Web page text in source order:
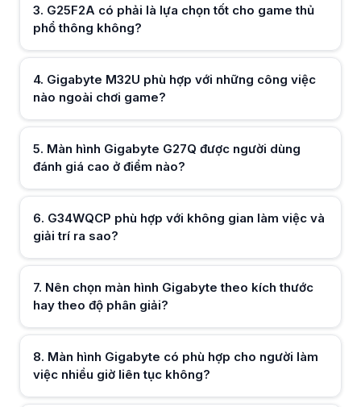
Màn hình Gigabyte phù hợp cho làm việc lâu nhờ chất lượng hiển thị
Khi mua màn hình Gigabyte cần quan tâm những thông số nào trước
Khi mua màn hình Gigabyte nên quan tâm kích thước, độ phân giải,
Ai nên cân nhắc chọn Màn Hình Gigabyte thay vì các thương hiệu
Màn Hình Gigabyte phù hợp cho người cần màn hình đa dụng, vừa
Hữu ích (0)
3. G25F2A có phải là lựa chọn tốt cho game thủ
phổ thông không?
Hữu ích ( 0)
4. Gigabyte M32U phù hợp với những công việc
nào ngoài chơi game?
5. Màn hình Gigabyte G27Q được người dùng
đánh giá cao ở điểm nào?
Hữu ích (0)
6. G34WQCP phù hợp với không gian làm việc và
giải trí ra sao?
7. Nên chọn màn hình Gigabyte theo kích thước
hay theo độ phân giải?
8. Màn hình Gigabyte có phù hợp cho người làm
việc nhiều giờ liên tục không?